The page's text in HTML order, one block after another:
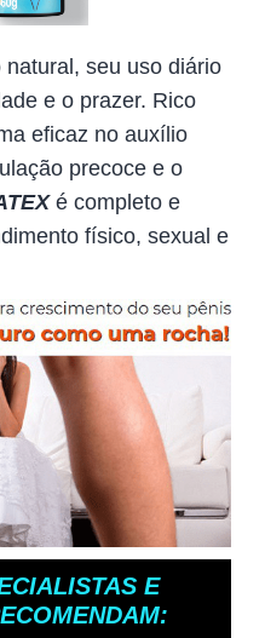
natural, seu uso diário
e o prazer. Rico
eficaz no auxílio
precoce e o
é completo e
físico, sexual e
E